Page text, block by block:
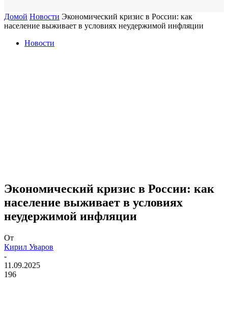
Домой Новости Экономический кризис в России: как
население выживает в условиях неудержимой инфляции
Новости
Экономический кризис в России: как
население выживает в условиях
неудержимой инфляции
От
Кирил Уваров
-
11.09.2025
196